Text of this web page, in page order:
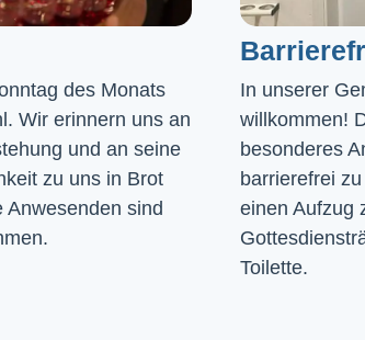
des Monats
Wir erinnern uns an
und an seine
zu uns in Brot
Anwesenden sind
In unserer
willkommen!
besonderes
barrierefrei
einen Aufzug
Toilette.